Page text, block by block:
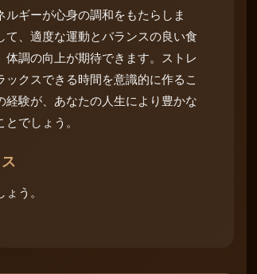
ルギーが心身の調和をもたらしま
て、適度な運動とバランスの良い食
体調の向上が期待できます。ストレ
ックスできる時間を意識的に作るこ
経験が、あなたの人生により豊かな
でしょう。
う。